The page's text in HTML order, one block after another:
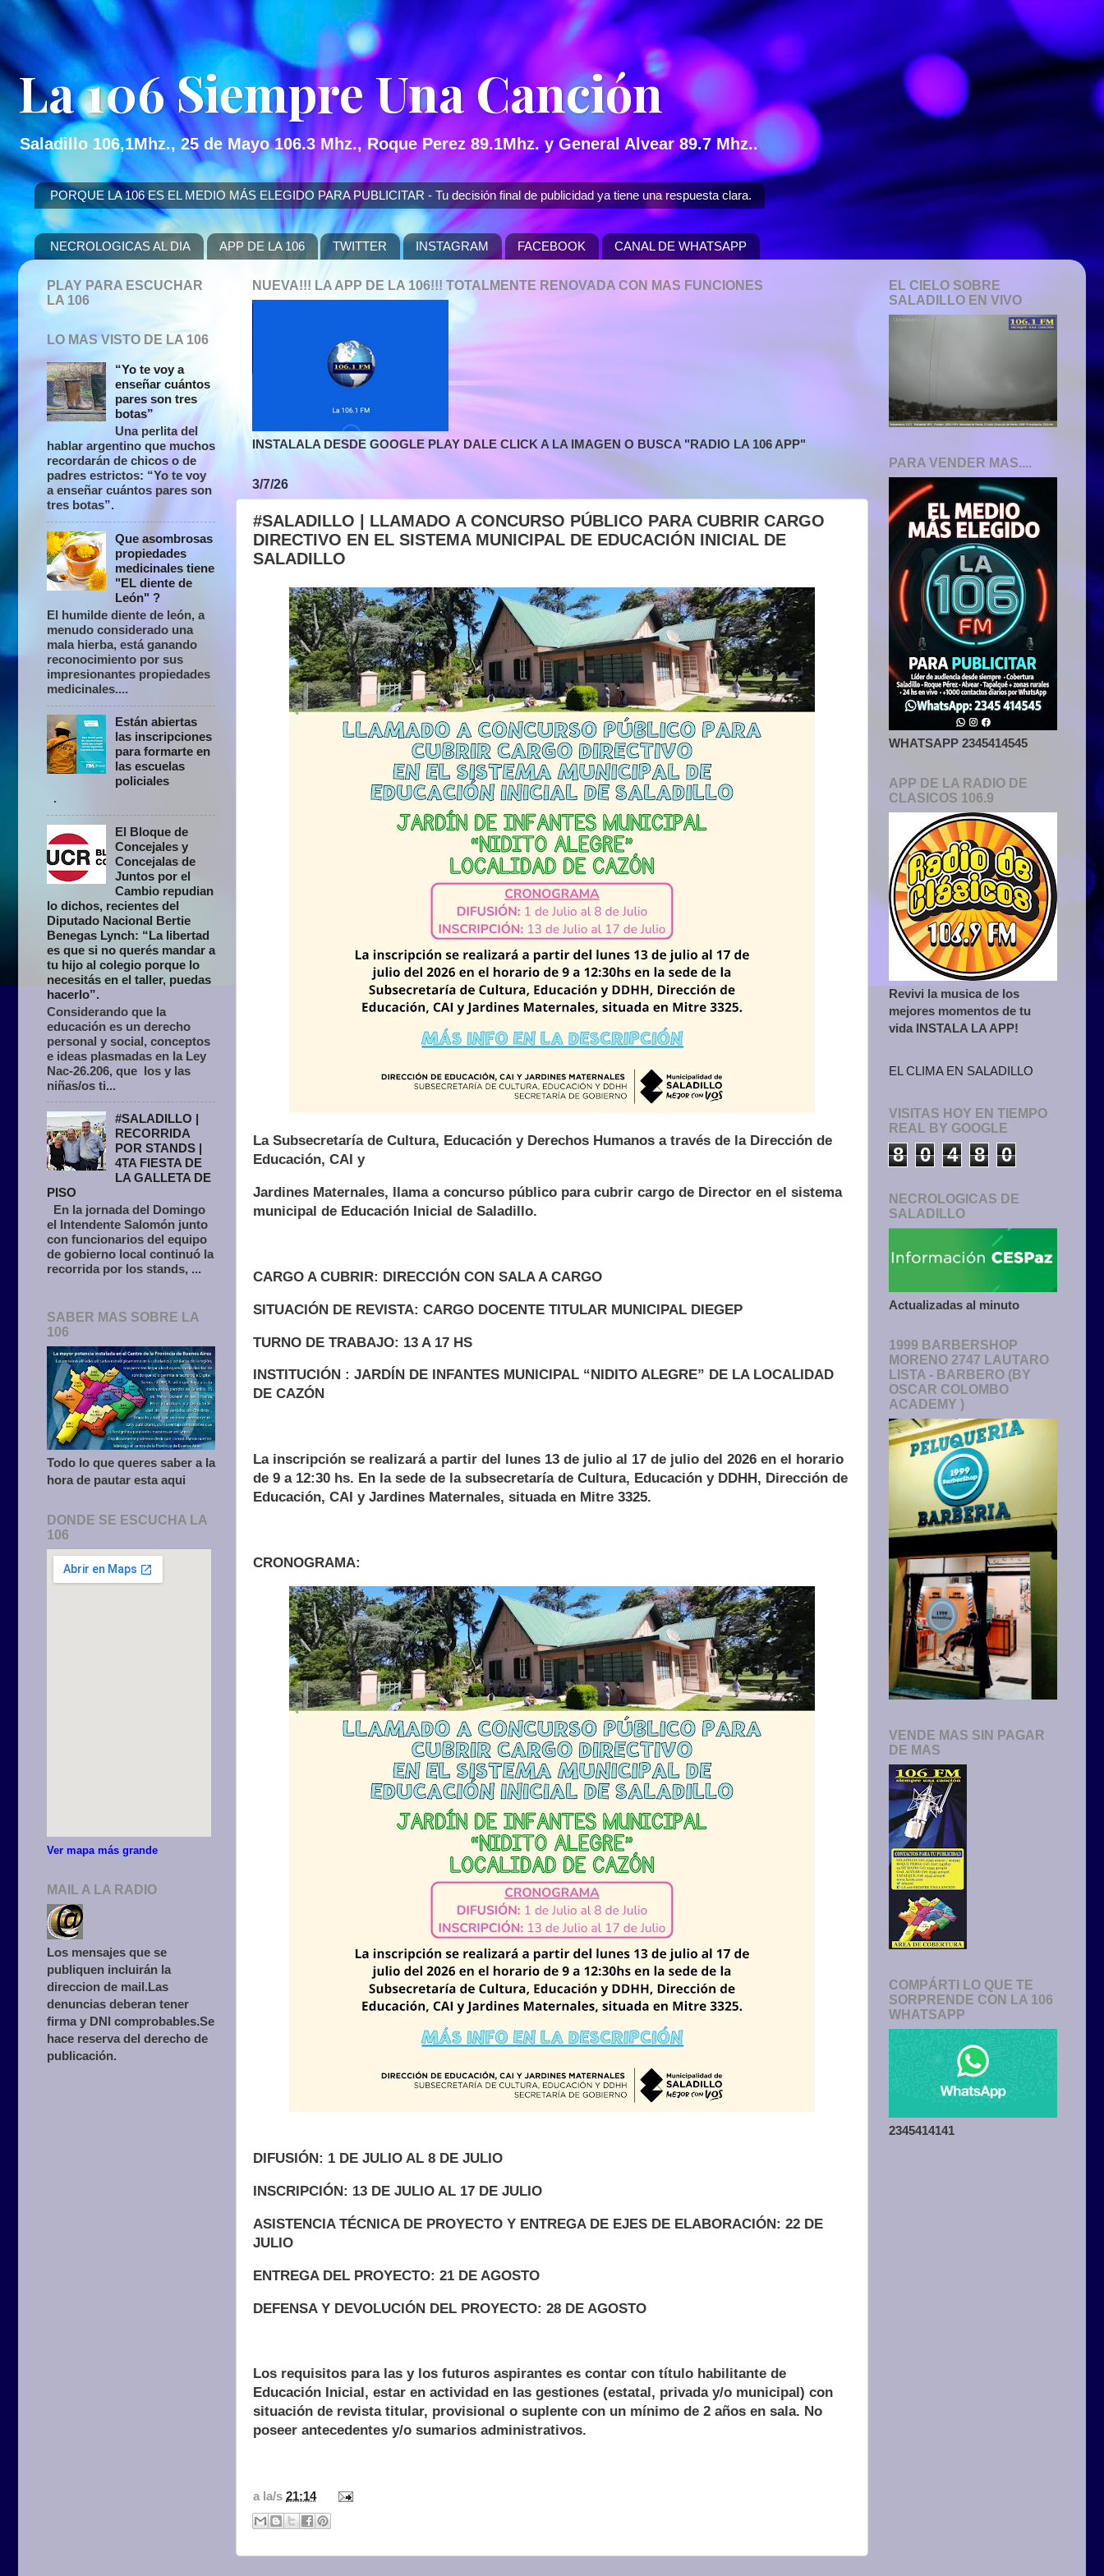
La 106 Siempre Una Canción
Saladillo 106,1Mhz., 25 de Mayo 106.3 Mhz., Roque Perez 89.1Mhz. y General Alvear 89.7 Mhz..
PORQUE LA 106 ES EL MEDIO MÁS ELEGIDO PARA PUBLICITAR - Tu decisión final de publicidad ya tiene una respuesta clara.
NECROLOGICAS AL DIA APP DE LA 106 TWITTER INSTAGRAM FACEBOOK CANAL DE WHATSAPP
NUEVA!!! LA APP DE LA 106!!! TOTALMENTE RENOVADA CON MAS FUNCIONES
INSTALALA DESDE GOOGLE PLAY DALE CLICK A LA IMAGEN O BUSCA "RADIO LA 106 APP"
3/7/26
#SALADILLO | LLAMADO A CONCURSO PÚBLICO PARA CUBRIR CARGO
DIRECTIVO EN EL SISTEMA MUNICIPAL DE EDUCACIÓN INICIAL DE
SALADILLO
La Subsecretaría de Cultura, Educación y Derechos Humanos a través de la Dirección de
Educación, CAI y
Jardines Maternales, llama a concurso público para cubrir cargo de Director en el sistema
municipal de Educación Inicial de Saladillo.
CARGO A CUBRIR: DIRECCIÓN CON SALA A CARGO
SITUACIÓN DE REVISTA: CARGO DOCENTE TITULAR MUNICIPAL DIEGEP
TURNO DE TRABAJO: 13 A 17 HS
INSTITUCIÓN : JARDÍN DE INFANTES MUNICIPAL “NIDITO ALEGRE” DE LA LOCALIDAD
DE CAZÓN
La inscripción se realizará a partir del lunes 13 de julio al 17 de julio del 2026 en el horario
de 9 a 12:30 hs. En la sede de la subsecretaría de Cultura, Educación y DDHH, Dirección de
Educación, CAI y Jardines Maternales, situada en Mitre 3325.
CRONOGRAMA:
DIFUSIÓN: 1 DE JULIO AL 8 DE JULIO
INSCRIPCIÓN: 13 DE JULIO AL 17 DE JULIO
ASISTENCIA TÉCNICA DE PROYECTO Y ENTREGA DE EJES DE ELABORACIÓN: 22 DE
JULIO
ENTREGA DEL PROYECTO: 21 DE AGOSTO
DEFENSA Y DEVOLUCIÓN DEL PROYECTO: 28 DE AGOSTO
Los requisitos para las y los futuros aspirantes es contar con título habilitante de
Educación Inicial, estar en actividad en las gestiones (estatal, privada y/o municipal) con
situación de revista titular, provisional o suplente con un mínimo de 2 años en sala. No
poseer antecedentes y/o sumarios administrativos.
a la/s 21:14
PLAY PARA ESCUCHAR
LA 106
LO MAS VISTO DE LA 106
“Yo te voy a
enseñar cuántos
pares son tres
botas”
Una perlita del
hablar argentino que muchos
recordarán de chicos o de
padres estrictos: “Yo te voy
a enseñar cuántos pares son
tres botas”.
Que asombrosas
propiedades
medicinales tiene
"EL diente de
León" ?
El humilde diente de león, a
menudo considerado una
mala hierba, está ganando
reconocimiento por sus
impresionantes propiedades
medicinales....
Están abiertas
las inscripciones
para formarte en
las escuelas
policiales
.
El Bloque de
Concejales y
Concejalas de
Juntos por el
Cambio repudian
lo dichos, recientes del
Diputado Nacional Bertie
Benegas Lynch: “La libertad
es que si no querés mandar a
tu hijo al colegio porque lo
necesitás en el taller, puedas
hacerlo”.
Considerando que la
educación es un derecho
personal y social, conceptos
e ideas plasmadas en la Ley
Nac-26.206, que los y las
niñas/os ti...
#SALADILLO |
RECORRIDA
POR STANDS |
4TA FIESTA DE
LA GALLETA DE
PISO
En la jornada del Domingo
el Intendente Salomón junto
con funcionarios del equipo
de gobierno local continuó la
recorrida por los stands, ...
SABER MAS SOBRE LA
106
Todo lo que queres saber a la
hora de pautar esta aqui
DONDE SE ESCUCHA LA
106
Ver mapa más grande
MAIL A LA RADIO
Los mensajes que se
publiquen incluirán la
direccion de mail.Las
denuncias deberan tener
firma y DNI comprobables.Se
hace reserva del derecho de
publicación.
EL CIELO SOBRE
SALADILLO EN VIVO
PARA VENDER MAS....
WHATSAPP 2345414545
APP DE LA RADIO DE
CLASICOS 106.9
Revivi la musica de los
mejores momentos de tu
vida INSTALA LA APP!
EL CLIMA EN SALADILLO
VISITAS HOY EN TIEMPO
REAL BY GOOGLE
8 0 4 8 0
NECROLOGICAS DE
SALADILLO
Actualizadas al minuto
1999 BARBERSHOP
MORENO 2747 LAUTARO
LISTA - BARBERO (BY
OSCAR COLOMBO
ACADEMY )
VENDE MAS SIN PAGAR
DE MAS
COMPÁRTI LO QUE TE
SORPRENDE CON LA 106
WHATSAPP
2345414141